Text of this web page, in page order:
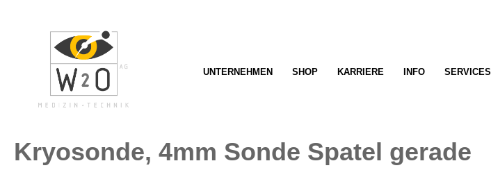
UNTERNEHMEN SHOP KARRIERE INFO SERVICES
Kryosonde, 4mm Sonde Spatel gerade